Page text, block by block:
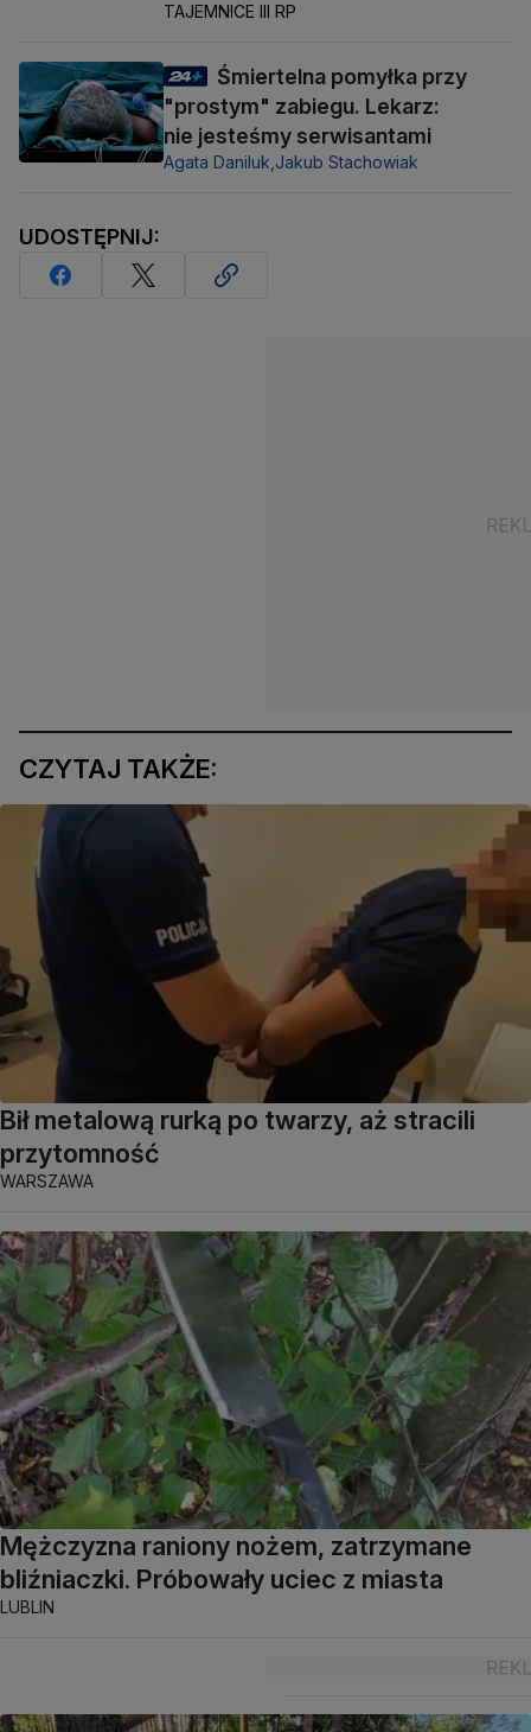
TAJEMNICE III RP
Śmiertelna pomyłka przy
"prostym" zabiegu. Lekarz:
nie jesteśmy serwisantami
Agata Daniluk,Jakub Stachowiak
UDOSTĘPNIJ:
CZYTAJ TAKŻE:
Bił metalową rurką po twarzy, aż stracili
przytomność
WARSZAWA
Mężczyzna raniony nożem, zatrzymane
bliźniaczki. Próbowały uciec z miasta
LUBLIN